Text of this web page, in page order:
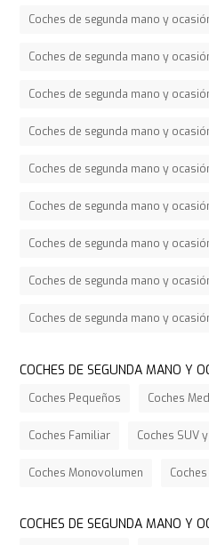
Coches de segunda mano y
Coches de segunda mano y
Coches de segunda mano y
Coches de segunda mano y
Coches de segunda mano y
Coches de segunda mano y
Coches de segunda mano y
Coches de segunda mano y
Coches de segunda mano y
COCHES DE SEGUNDA MANO Y
Coches Pequeños Coches
Coches Familiar Coches SUV
Coches Monovolumen
COCHES DE SEGUNDA MANO Y